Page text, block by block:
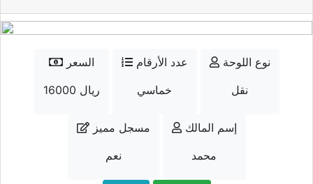
السعر
16000 ريال
عدد الأرقام
خماسي
نوع اللوحة
نقل
مسجل مميز
نعم
إسم المالك
محمد